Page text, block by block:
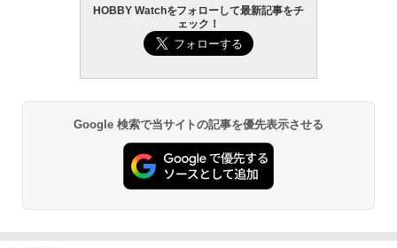
HOBBY Watchをフォローして最新記事をチ
ェック！
Google 検索で当サイトの記事を優先表示させる